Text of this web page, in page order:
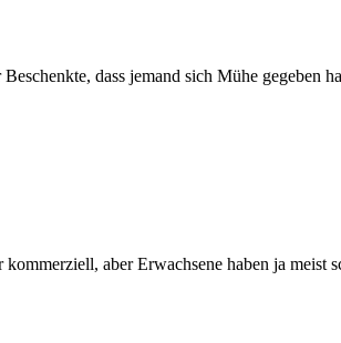
dass jemand sich Mühe gegeben
aber Erwachsene haben ja meist